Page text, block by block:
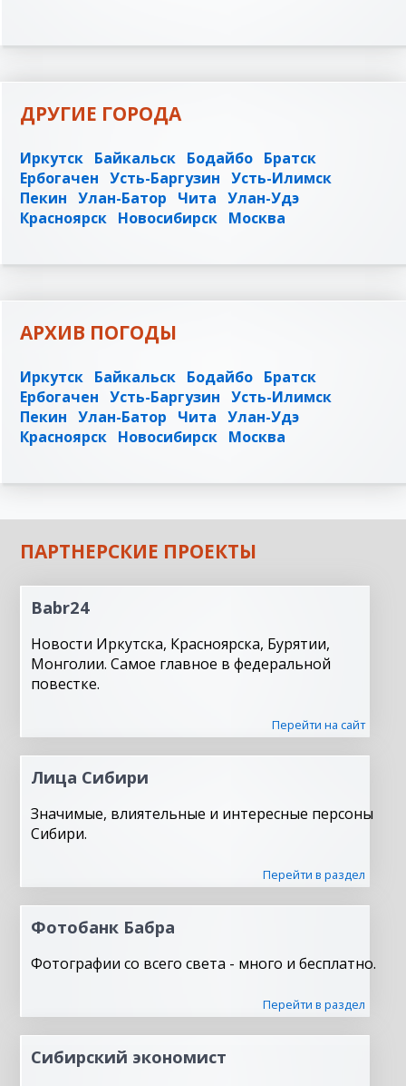
ДРУГИЕ ГОРОДА
Иркутск Байкальск Бодайбо Братск
Ербогачен Усть-Баргузин Усть-Илимск
Пекин Улан-Батор Чита Улан-Удэ
Красноярск Новосибирск Москва
АРХИВ ПОГОДЫ
Иркутск Байкальск Бодайбо Братск
Ербогачен Усть-Баргузин Усть-Илимск
Пекин Улан-Батор Чита Улан-Удэ
Красноярск Новосибирск Москва
ПАРТНЕРСКИЕ ПРОЕКТЫ
Babr24
Новости Иркутска, Красноярска, Бурятии,
Монголии. Самое главное в федеральной
повестке.
Перейти на сайт
Лица Сибири
Значимые, влиятельные и интересные персоны
Сибири.
Перейти в раздел
Фотобанк Бабра
Фотографии со всего света - много и бесплатно.
Перейти в раздел
Сибирский экономист